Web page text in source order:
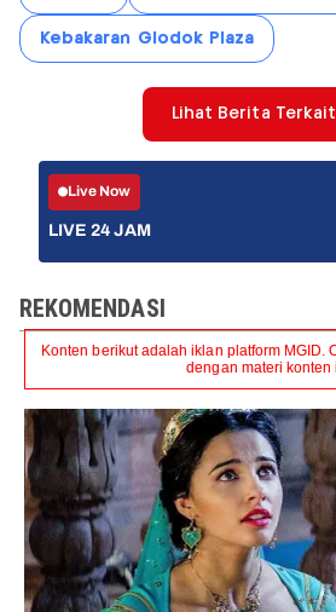
Kebakaran Glodok Plaza
Lihat Berita Terkait
Live Now
LIVE 24 JAM